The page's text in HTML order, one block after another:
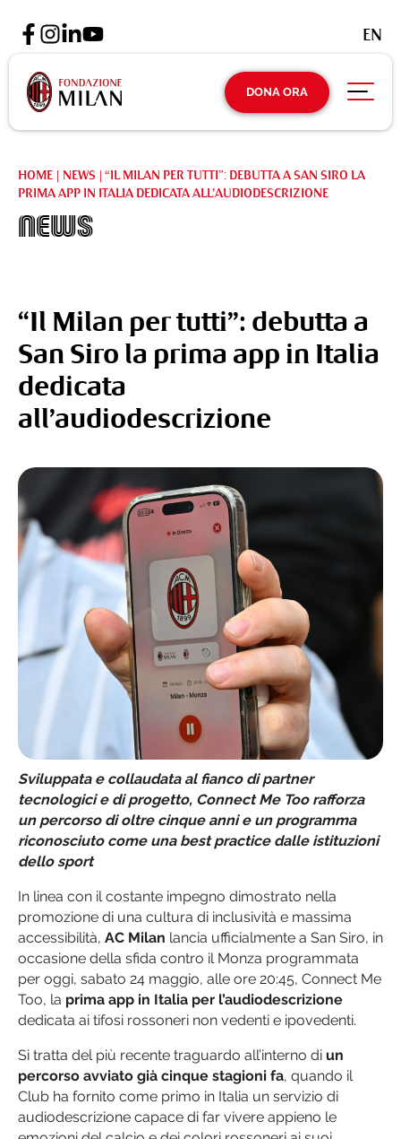
DONA ORA
EN
HOME | NEWS | “IL MILAN PER TUTTI”: DEBUTTA A SAN SIRO LA
PRIMA APP IN ITALIA DEDICATA ALL’AUDIODESCRIZIONE
News
“Il Milan per tutti”: debutta a
San Siro la prima app in Italia
dedicata
all’audiodescrizione
Sviluppata e collaudata al fianco di partner
tecnologici e di progetto, Connect Me Too rafforza
un percorso di oltre cinque anni e un programma
riconosciuto come una best practice dalle istituzioni
dello sport
In linea con il costante impegno dimostrato nella
promozione di una cultura di inclusività e massima
accessibilità, AC Milan lancia ufficialmente a San Siro, in
occasione della sfida contro il Monza programmata
per oggi, sabato 24 maggio, alle ore 20:45, Connect Me
Too, la prima app in Italia per l’audiodescrizione
dedicata ai tifosi rossoneri non vedenti e ipovedenti.
Si tratta del più recente traguardo all’interno di un
percorso avviato già cinque stagioni fa, quando il
Club ha fornito come primo in Italia un servizio di
audiodescrizione capace di far vivere appieno le